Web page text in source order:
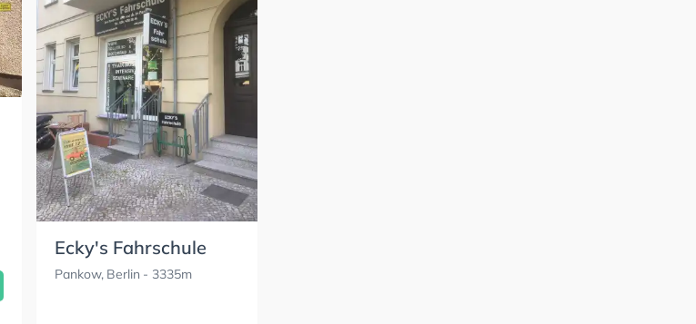
Ecky's Fahrschule
Pankow, Berlin - 3335m